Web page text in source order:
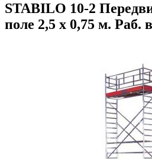
STABILO 10-2
поле 2,5 х 0,75 м. Раб.